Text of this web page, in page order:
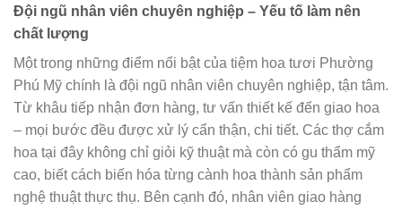
Đội ngũ nhân viên chuyên nghiệp – Yếu tố làm nên
chất lượng
Một trong những điểm nổi bật của tiệm hoa tươi Phường
Phú Mỹ chính là đội ngũ nhân viên chuyên nghiệp, tận tâm.
Từ khâu tiếp nhận đơn hàng, tư vấn thiết kế đến giao hoa
– mọi bước đều được xử lý cẩn thận, chi tiết. Các thợ cắm
hoa tại đây không chỉ giỏi kỹ thuật mà còn có gu thẩm mỹ
cao, biết cách biến hóa từng cành hoa thành sản phẩm
nghệ thuật thực thụ. Bên cạnh đó, nhân viên giao hàng